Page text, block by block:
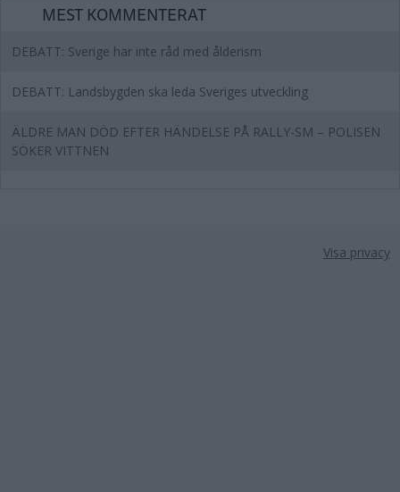
MEST KOMMENTERAT
DEBATT: Sverige har inte råd med ålderism
DEBATT: Landsbygden ska leda Sveriges utveckling
ÄLDRE MAN DÖD EFTER HÄNDELSE PÅ RALLY-SM – POLISEN
SÖKER VITTNEN
Visa privacy